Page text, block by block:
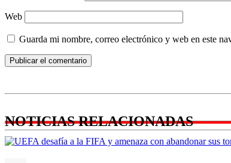
Web
Guarda mi nombre, correo electrónico y web en este
NOTICIAS RELACIONADAS